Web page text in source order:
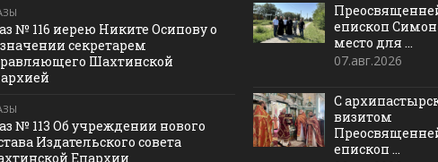
№ 116 иерею Никите Осипову о
секретарем
Шахтинской
№ 113 Об учреждении нового
Издательского совета
Епархии
епископ
место для ...
07.авг.2026
С
визитом
епископ ...